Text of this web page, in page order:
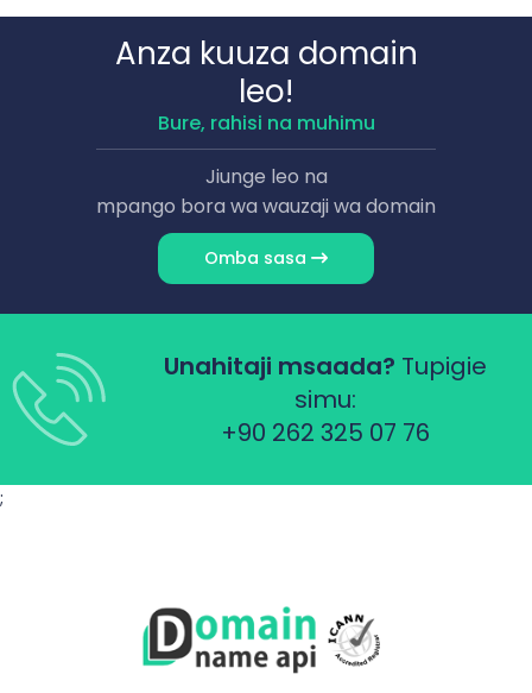
Anza kuuza domain
leo!
Bure, rahisi na muhimu
Jiunge leo na
mpango bora wa wauzaji wa domain
Omba sasa
Unahitaji msaada? Tupigie
simu:
+90 262 325 07 76
;